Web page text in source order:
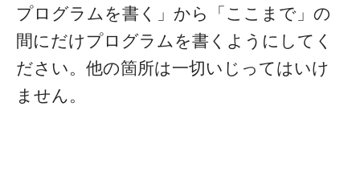
プログラムを書く」から「ここまで」の
間にだけプログラムを書くようにしてく
ださい。他の箇所は一切いじってはいけ
ません。